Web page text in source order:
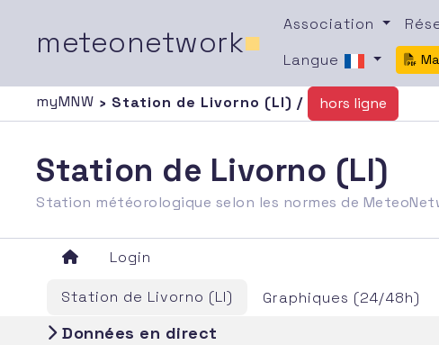
meteonetwork■
Association
Langue
myMNW › Station de Livorno (LI) / hors ligne
Station de Livorno (LI)
Station météorologique selon les normes de
Login
Station de Livorno (LI) Graphiques (24/48h)
Données en direct